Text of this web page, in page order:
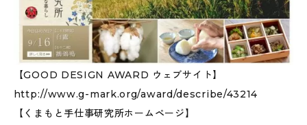
【GOOD DESIGN AWARD ウェブサイト】
http://www.g-mark.org/award/describe/43214
【くまもと手仕事研究所ホームページ】